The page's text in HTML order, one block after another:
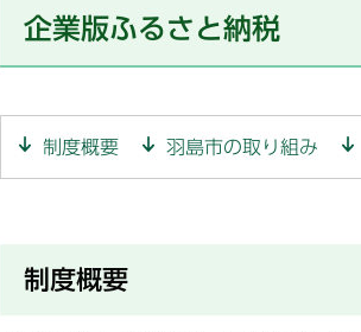
企業版ふるさと納税
制度概要 羽島市の取り組み
制度概要